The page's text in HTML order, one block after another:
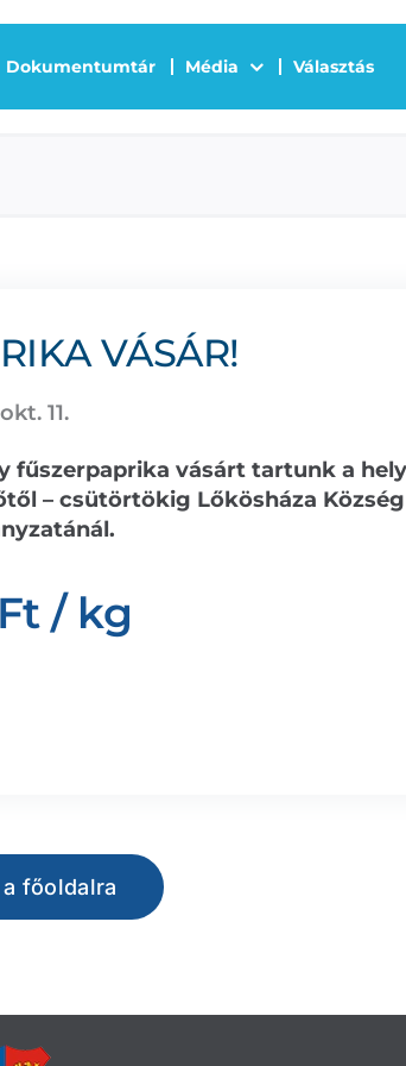
Dokumentumtár Média Választás
VÁSÁR!
11.
fűszerpaprika vásárt tartunk a
– csütörtökig Lőkösháza Község
/ kg
főoldalra